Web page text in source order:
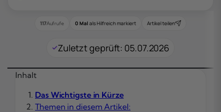
117Aufrufe 0 Mal als Hilfreich markiert Artikel teilen
Zuletzt geprüft: 05.07.2026
Inhalt
Das Wichtigste in Kürze
Themen in diesem Artikel: